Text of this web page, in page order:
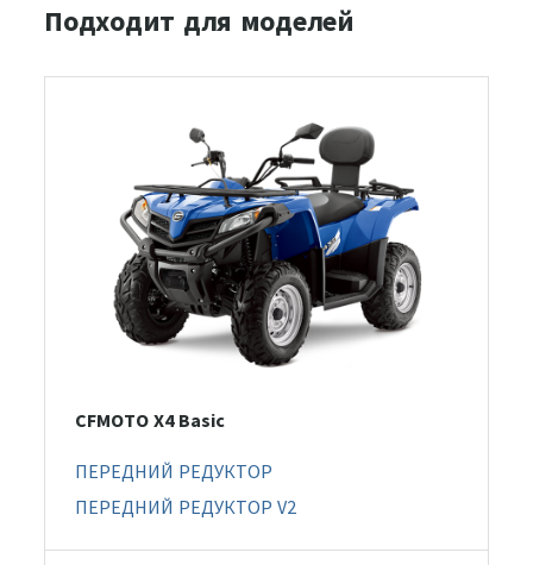
Подходит для моделей
CFMOTO X4 Basic
ПЕРЕДНИЙ РЕДУКТОР
ПЕРЕДНИЙ РЕДУКТОР V2